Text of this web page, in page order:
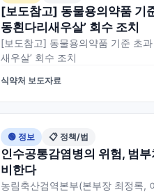
[보도참고] 동물용의약품 기
동흰다리새우살’ 회수 조치
[보도참고] 동물용의약품 기준 초과
새우살’ 회수 조치
식약처 보도자료
🟢 정보 📋 정책/법
인수공통감염병의 위험, 범
비한다
농림축산검역본부(본부장 최정록,